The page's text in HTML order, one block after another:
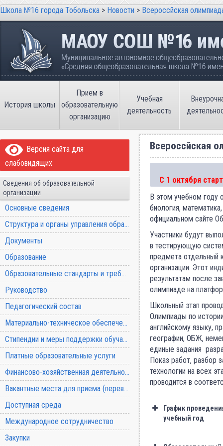
Школа №16 города Тобольска > Новости > Всероссйская
Школа №16 города Тобольска
Муниципальное автономное
имени В.П. Неймышева
История школы
Прием в
образовательную
организацию
Учебная
деятельность
Версия сайта для
слабовидящих
Сведения об образовательной
организации
Основные сведения
Структура и органы управления образовательной организацией
Документы
Образование
Образовательные стандарты и требования
Руководство
Педагогический состав
Материально-техническое обеспечение и оснащенность образовательного процесса
Стипендии и меры поддержки обучающихся
Платные образовательные услуги
Финансово-хозяйственная деятельность
Вакантные места для приема (перевода) обучающихся
Доступная среда
Международное сотрудничество
Закупки
Всероссйская
С 1 октября
В этом учебном году
биология,
официальном сайте
Участники будут
в тестирующую
предмета отдельный
организации. Этот
результатам после
олимпиаде на
Школьный этап
Олимпиады по
английскому языку,
географии, ОБЖ,
единые задания
Показ работ, разбор
технологии на всех
проводится в
График
учебный год